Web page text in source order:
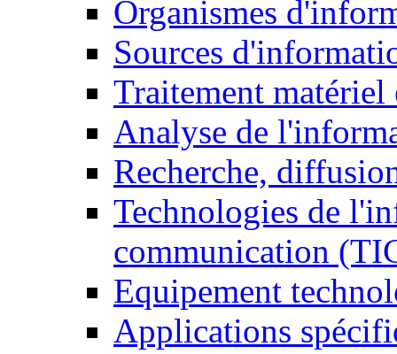
Organismes
Sources
Traitement matériel
Analyse de
Recherche,
Technologies de
communication
Equipement
Applications